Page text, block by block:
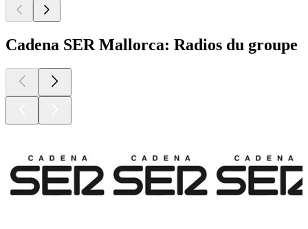
Cadena SER Mallorca: Radios du groupe